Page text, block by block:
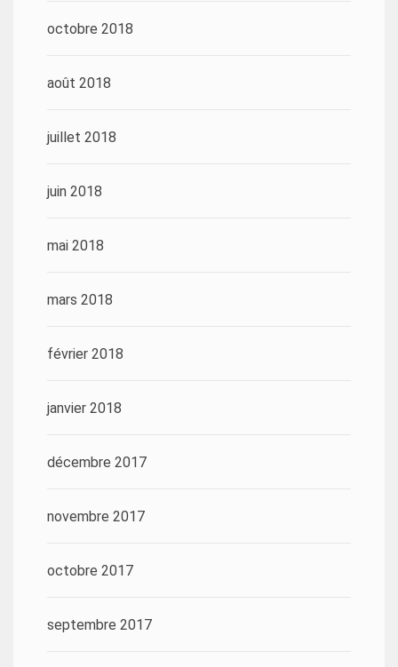
octobre 2018
août 2018
juillet 2018
juin 2018
mai 2018
mars 2018
février 2018
janvier 2018
décembre 2017
novembre 2017
octobre 2017
septembre 2017